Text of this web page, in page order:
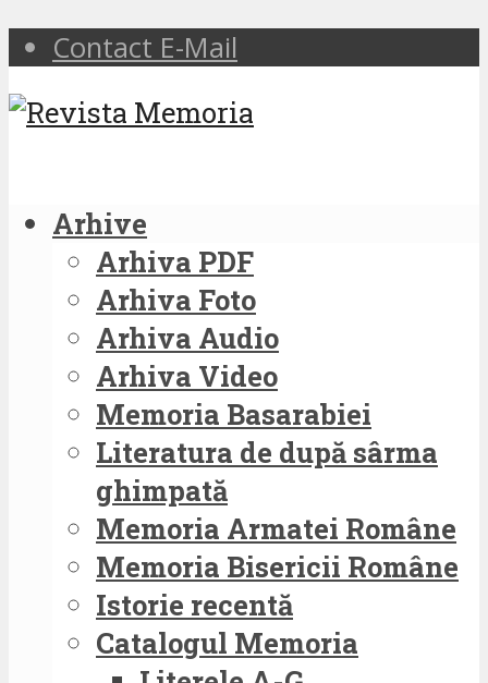
Contact E-Mail
Arhive
Arhiva PDF
Arhiva Foto
Arhiva Audio
Arhiva Video
Memoria Basarabiei
Literatura de după sârma
ghimpată
Memoria Armatei Române
Memoria Bisericii Române
Istorie recentă
Catalogul Memoria